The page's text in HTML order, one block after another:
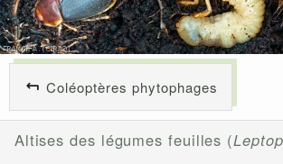
Coléoptères phytophages
Altises des légumes feuilles (